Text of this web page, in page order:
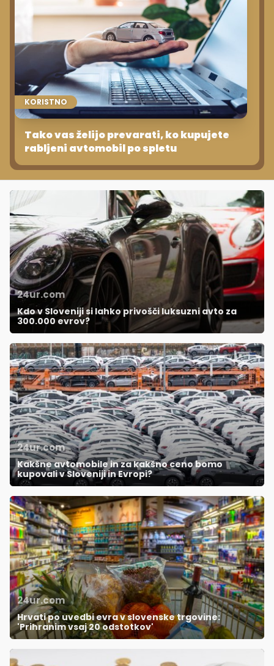
KORISTNO
Tako vas želijo prevarati, ko kupujete
rabljeni avtomobil po spletu
24ur.com
Kdo v Sloveniji si lahko privošči luksuzni avto za
300.000 evrov?
24ur.com
Kakšne avtomobile in za kakšno ceno bomo
kupovali v Sloveniji in Evropi?
24ur.com
Hrvati po uvedbi evra v slovenske trgovine:
'Prihranim vsaj 20 odstotkov'